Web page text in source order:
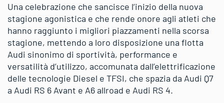
Una celebrazione che sancisce l’inizio della nuova
stagione agonistica e che rende onore agli atleti che
hanno raggiunto i migliori piazzamenti nella scorsa
stagione, mettendo a loro disposizione una flotta
Audi sinonimo di sportività, performance e
versatilità d’utilizzo, accomunata dall’elettrificazione
delle tecnologie Diesel e TFSI, che spazia da Audi Q7
a Audi RS 6 Avant e A6 allroad e Audi RS 4.